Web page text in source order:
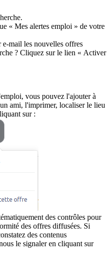
« Mes alertes emploi » de votre
e-mail les nouvelles offres
? Cliquez sur le lien « Activer
vous pouvez l'ajouter à
ami, l'imprimer, localiser le lieu
sur :
des contrôles pour
des offres diffusées. Si
des contenus
le signaler en cliquant sur